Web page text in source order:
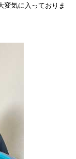
変気に入っておりま